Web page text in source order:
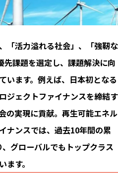
「活力溢れる社会」、「強靭な
課題を選定し、課題解決に向
います。例えば、日本初となる
ジェクトファイナンスを締結す
の実現に貢献。再生可能エネル
ナンスでは、過去10年間の累
グローバルでもトップクラス
す。